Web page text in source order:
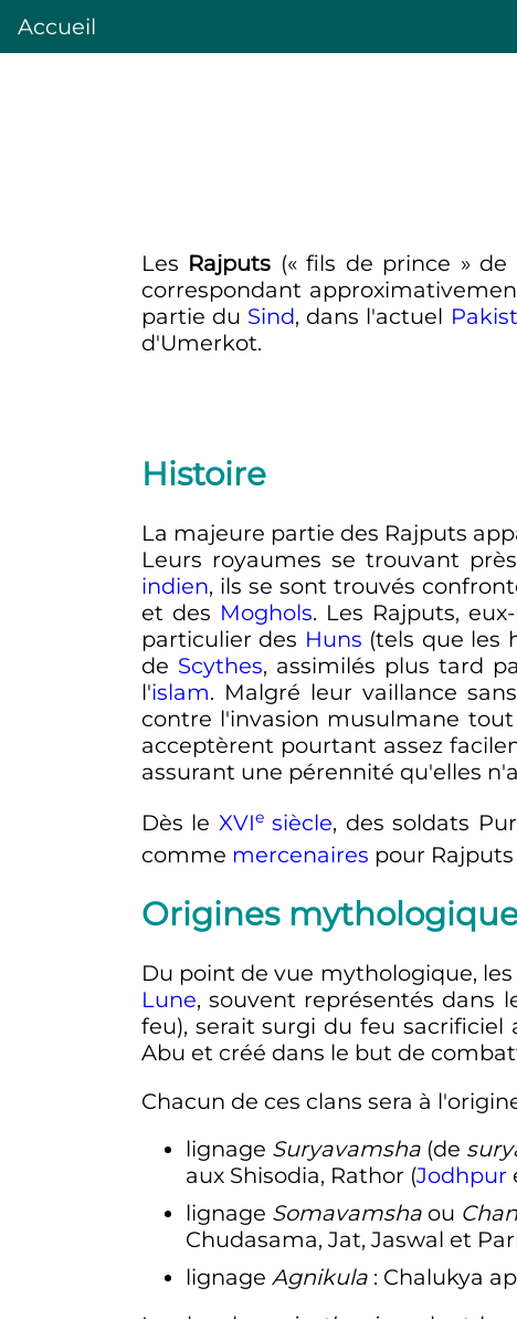
Accueil
Les Rajputs (« fils de prince »de
correspondant
partie du Sind, dans l'actuel
d'Umerkot.
Histoire
La majeure partie des Rajputs
Leurs royaumes se trouvant
indien, ils se sont trouvés
et des Moghols. Les Rajputs,
particulier des Huns (tels que les
de Scythes, assimilés plus tard
l'islam. Malgré leur vaillance
contre l'invasion musulmane
acceptèrent pourtant assez
assurant une pérennité qu'elles
Dès le XVIesiècle, des soldats
comme mercenaires pour
Origines
Du point de vue mythologique,
Lune, souvent représentés dans
feu), serait surgi du feu
Abu et créé dans le but de
Chacun de ces clans sera à
lignage Suryavamsha(de
aux Shisodia, Rathor (Jodhpur
lignage Somavamshaou
Chudasama, Jat, Jaswal et
lignage Agnikula : Chalukya